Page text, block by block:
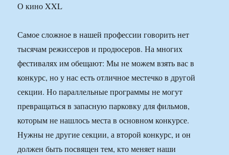
О кино XXL
Самое сложное в нашей профессии говорить нет
тысячам режиссеров и продюсеров. На многих
фестивалях им обещают: Мы не можем взять вас в
конкурс, но у нас есть отличное местечко в другой
секции. Но параллельные программы не могут
превращаться в запасную парковку для фильмов,
которым не нашлось места в основном конкурсе.
Нужны не другие секции, а второй конкурс, и он
должен быть посвящен тем, кто меняет наши